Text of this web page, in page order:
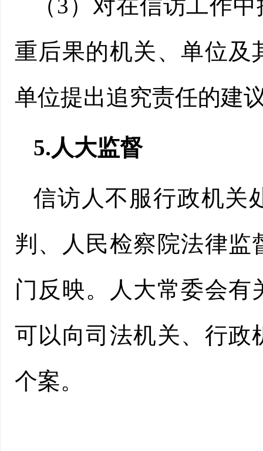
（3）对在信访工作
重后果的机关、单位及
单位提出追究责任的建
5.人大监督
信访人不服行政机关
判、人民检察院法律监
门反映。人大常委会
可以向司法机关、行政
个案。